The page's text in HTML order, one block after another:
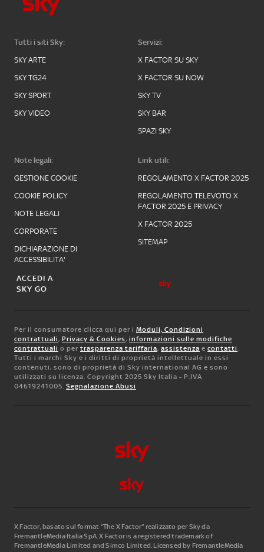
Tutti i siti Sky:
SKY ARTE
SKY TG24
SKY SPORT
SKY VIDEO
Servizi:
X FACTOR SU SKY
X FACTOR SU NOW
SKY TV
SKY BAR
SPAZI SKY
Note legali:
GESTIONE COOKIE
COOKIE POLICY
NOTE LEGALI
CORPORATE
DICHIARAZIONE DI
ACCESSIBILITA'
Link utili:
REGOLAMENTO X FACTOR 2025
REGOLAMENTO TELEVOTO X
FACTOR 2025 E PRIVACY
X FACTOR 2025
SITEMAP
ACCEDI A
SKY GO
Per il consumatore clicca qui per i Moduli, Condizioni
contrattuali, Privacy & Cookies, informazioni sulle modifiche
contrattuali o per trasparenza tariffaria, assistenza e contatti.
Tutti i marchi Sky e i diritti di proprietà intellettuale in essi
contenuti, sono di proprietà di Sky international AG e sono
utilizzati su licenza. Copyright 2025 Sky Italia - P.IVA
04619241005. Segnalazione Abusi
X Factor, basato sul format “The X Factor” realizzato per Sky da
FremantleMedia Italia SpA.X Factor is a registered trademark of
FremantleMedia Limited and Simco Limited. Licensed by FremantleMedia